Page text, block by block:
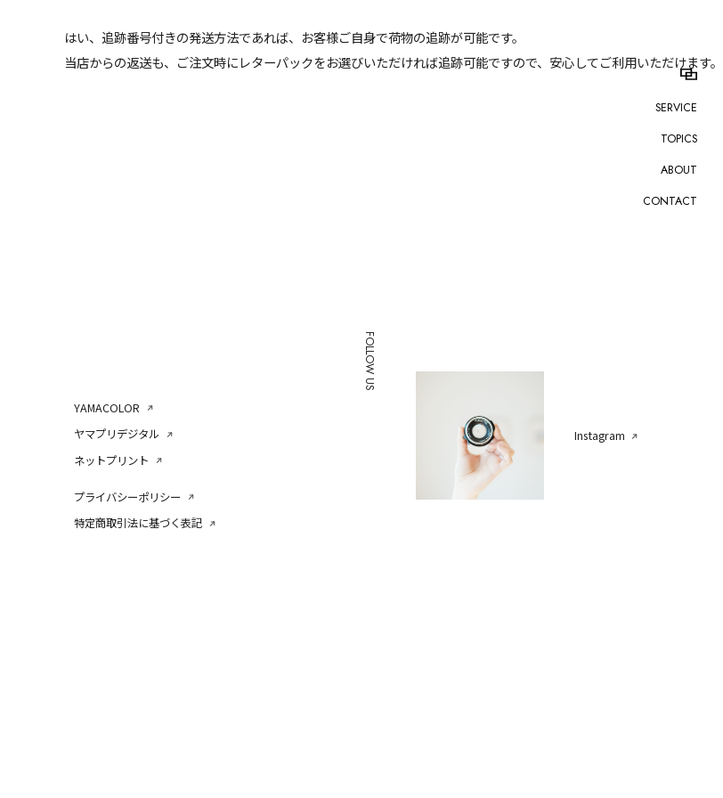
SERVICE
TOPICS
ABOUT
CONTACT
はい、追跡番号付きの発送方法であれば、お客様ご自身で荷物の追跡が可能です。
当店からの返送も、ご注文時にレターパックをお選びいただければ追跡可能ですので、安心してご利用いただけます。
YAMACOLOR
ヤマプリデジタル
ネットプリント
プライバシーポリシー
特定商取引法に基づく表記
FOLLOW US
Instagram